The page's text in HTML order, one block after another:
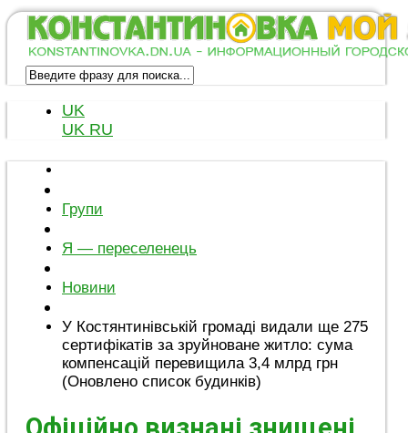
UK
UK RU
Групи
Я — переселенець
Новини
У Костянтинівській громаді видали ще 275
сертифікатів за зруйноване житло: сума
компенсацій перевищила 3,4 млрд грн
(Оновлено список будинків)